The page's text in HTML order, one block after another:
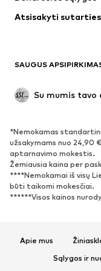
Apatiniai
Paltai
Proginiai
BATAI
Naujienos
Sportbačiai
Batai su kulniukais
Įsispiriami bateliai
Atsisakyti sutarties
SAUGUS
Su mumis tavo
*Nemokamas
užsakymams nuo 24,90
aptarnavimo mokestis.
Žemiausia kaina per
****Nemokamai iš visų
būti taikomi mokesčiai.
******Visos kainos
Apie mus
Sąlygos ir